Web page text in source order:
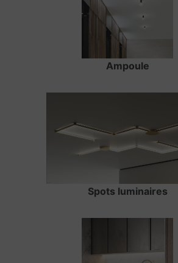
Ampoule
Spots luminaires